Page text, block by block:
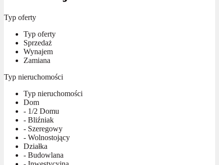
Typ oferty
Typ oferty
Sprzedaż
Wynajem
Zamiana
Typ nieruchomości
Typ nieruchomości
Dom
- 1/2 Domu
- Bliźniak
- Szeregowy
- Wolnostojący
Działka
- Budowlana